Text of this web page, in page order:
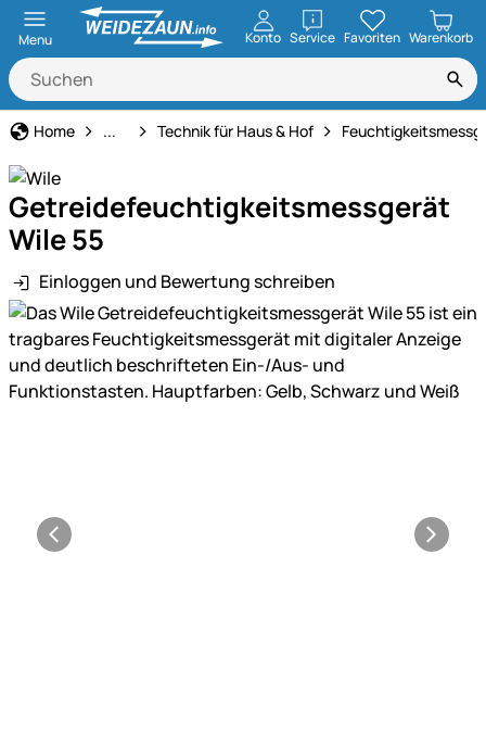
Menu Konto ServiceöffnenFavoriten Warenkorb
Home Haus und Hof
... Technik für Haus & Hof
Getreidefeuchtigkeitsmessgerät
Wile 55
Einloggen und Bewertung schreiben
Produktgalerie